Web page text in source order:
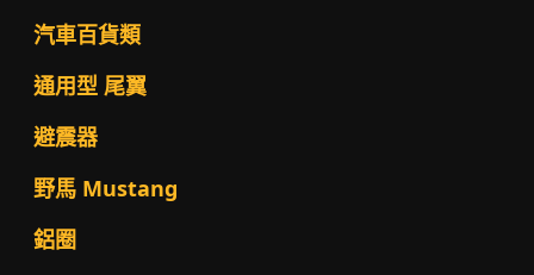
汽車百貨類
通用型 尾翼
避震器
野馬 Mustang
鋁圈